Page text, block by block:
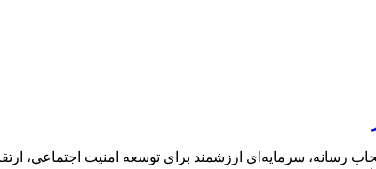
رسانه، سرمايه‌اي ارزشمند براي توسعه امنيت اجتماعي،